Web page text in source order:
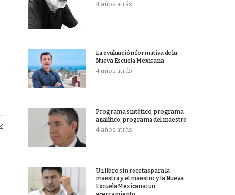
4 años atrás
La evaluación formativa de la
Nueva Escuela Mexicana
4 años atrás
Programa sintético, programa
analítico, programa del maestro
4 años atrás
Un libro sin recetas para la
maestra y el maestro y la Nueva
Escuela Mexicana: un